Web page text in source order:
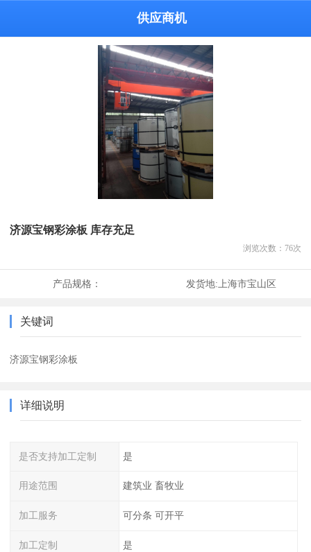
供应商机
济源宝钢彩涂板 库存充足
浏览次数： 76次
产品规格： 发货地:上海市宝山区
关键词
济源宝钢彩涂板
详细说明
是否支持加工定制 是
用途范围 建筑业 畜牧业
加工服务 可分条 可开平
加工定制 是